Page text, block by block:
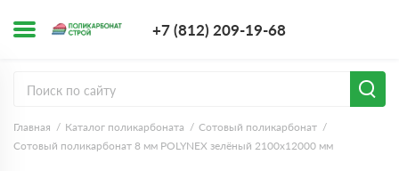
+7 (812) 209-19-68
Главная Каталог поликарбоната
Сотовый поликарбонат
Сотовый поликарбонат 8 мм POLYNEX зелёный 2100х12000 мм